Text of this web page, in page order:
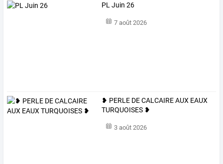
PL Juin 26
7 août 2026
❥ PERLE DE CALCAIRE AUX EAUX
TURQUOISES ❥
3 août 2026